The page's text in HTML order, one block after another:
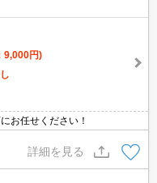
9,000円)
お任せください！
詳細を見る